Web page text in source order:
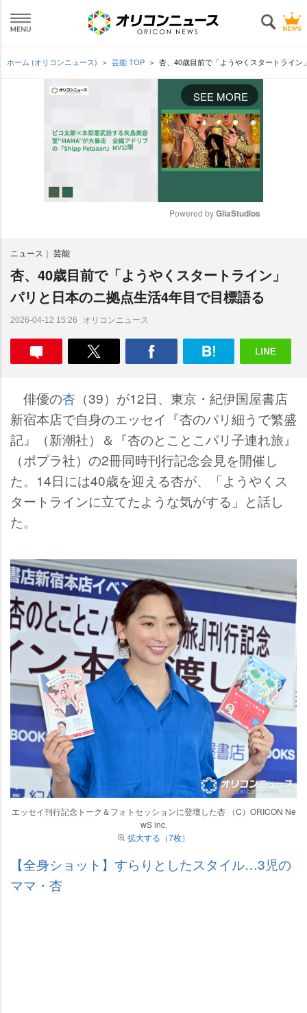
ホーム (オリコンニュース) 芸能 TOP 杏、40歳目前で「ようやくスタートライ
SEE MORE
Powered by GliaStudios
ニュース 芸能
杏、40歳目前で「ようやくスタートライン」
パリと日本のニ拠点生活4年目で目標語る
2026-04-12 15:26 オリコンニュース
俳優の杏 （39）が12日、東京・紀伊国屋書店
新宿本店で自身のエッセイ『杏のパリ細うで繁盛
記』（新潮社）＆『杏のとことこパリ子連れ旅』
（ポプラ社）の2冊同時刊行記念会見を開催し
た。14日には40歳を迎える杏が、「ようやくス
タートラインに立てたような気がする」と話し
た。
エッセイ刊行記念トーク＆フォトセッションに登壇した杏 （C）ORICON Ne
wS inc.
拡大する（7枚）
【全身ショット】すらりとしたスタイル…3児の
ママ・杏